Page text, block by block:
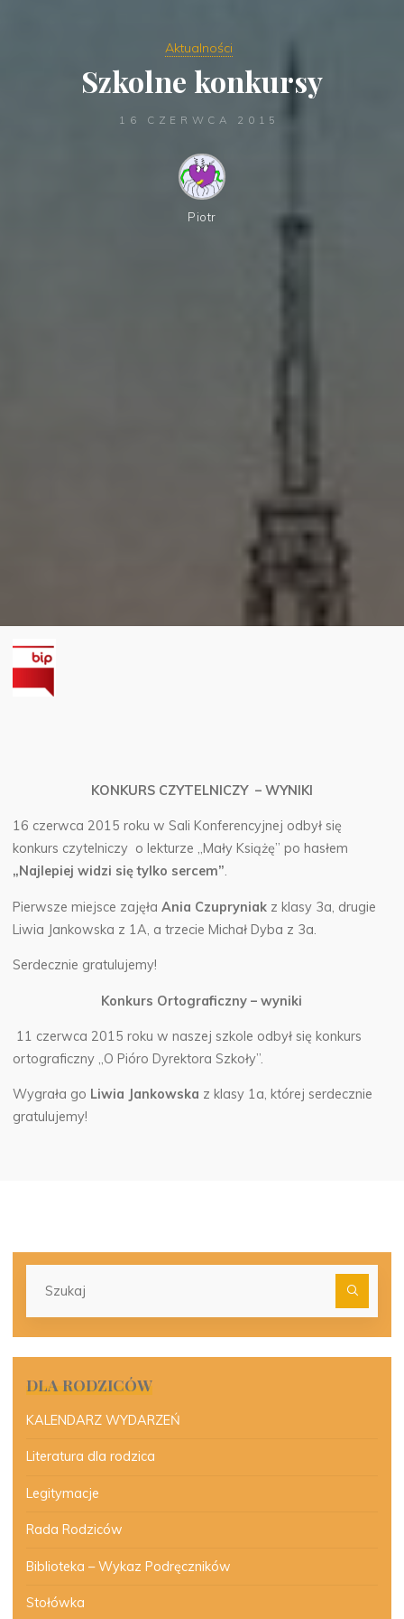
Aktualności
Szkolne konkursy
16 CZERWCA 2015
Piotr
KONKURS CZYTELNICZY – WYNIKI
16 czerwca 2015 roku w Sali Konferencyjnej odbył się
konkurs czytelniczy o lekturze „Mały Książę” po hasłem
„Najlepiej widzi się tylko sercem”.
Pierwsze miejsce zajęłaAnia Czupryniak z klasy 3a, drugie
Liwia Jankowska z 1A, a trzecie Michał Dyba z 3a.
Serdecznie gratulujemy!
Konkurs Ortograficzny – wyniki
11 czerwca 2015 roku w naszej szkole odbył się konkurs
ortograficzny „O Pióro Dyrektora Szkoły”.
Wygrała go Liwia Jankowska z klasy 1a, której serdecznie
gratulujemy!
DLA RODZICÓW
KALENDARZ WYDARZEŃ
Literatura dla rodzica
Legitymacje
Rada Rodziców
Biblioteka – Wykaz Podręczników
Stołówka